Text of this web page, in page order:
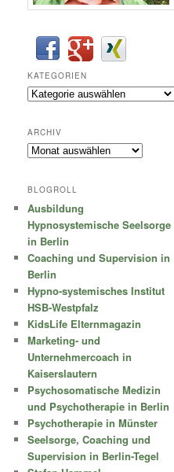
KATEGORIEN
Kategorien
ARCHIV
Archiv
BLOGROLL
Ausbildung
Hypnosystemische Seelsorge
in Berlin
Coaching und Supervision in
Berlin
Hypno-systemisches Institut
HSB-Westpfalz
KidsLife Elternmagazin
Marketing- und
Unternehmercoach in
Kaiserslautern
Psychosomatische Medizin
und Psychotherapie in Berlin
Psychotherapie in Münster
Seelsorge, Coaching und
Supervision in Berlin-Tegel